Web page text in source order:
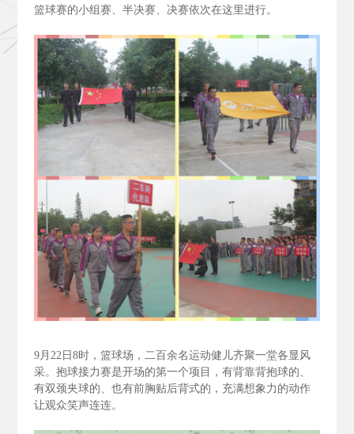
篮球赛的小组赛、半决赛、决赛依次在这里进行。
9月22日8时，篮球场，二百余名运动健儿齐聚一堂各显风
采。抱球接力赛是开场的第一个项目，有背靠背抱球的、
有双颈夹球的、也有前胸贴后背式的，充满想象力的动作
让观众笑声连连。